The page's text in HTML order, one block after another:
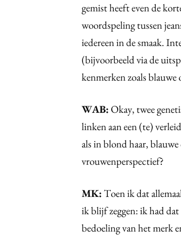
gemist heeft even de
woordspeling tussen
iedereen in de smaak.
(bijvoorbeeld via de
kenmerken zoals
WAB: Okay, twee
linken aan een (te)
als in blond haar,
vrouwenperspectief?
MK:Toen ik dat
ik blijf zeggen: ik had
bedoeling van het merk